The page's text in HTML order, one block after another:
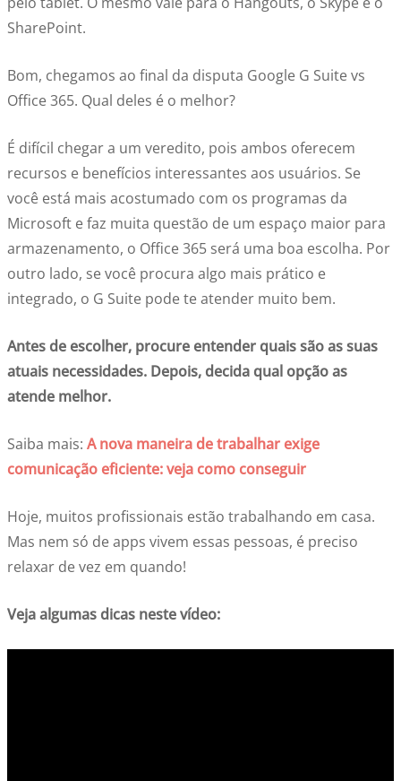
SharePoint.
Bom, chegamos ao final da disputa Google G Suite vs
Office 365. Qual deles é o melhor?
É difícil chegar a um veredito, pois ambos oferecem
recursos e benefícios interessantes aos usuários. Se
você está mais acostumado com os programas da
Microsoft e faz muita questão de um espaço maior para
armazenamento, o Office 365 será uma boa escolha. Por
outro lado, se você procura algo mais prático e
integrado, o G Suite pode te atender muito bem.
Antes de escolher, procure entender quais são as suas
atuais necessidades. Depois, decida qual opção as
atende melhor.
Saiba mais: A nova maneira de trabalhar exige
comunicação eficiente: veja como conseguir
Hoje, muitos profissionais estão trabalhando em casa.
Mas nem só de apps vivem essas pessoas, é preciso
relaxar de vez em quando!
Veja algumas dicas neste vídeo: